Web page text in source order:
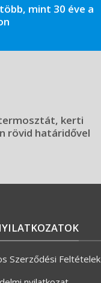
mint 30 éve a
kerti
rövid határidővel
Szerződési Feltételek